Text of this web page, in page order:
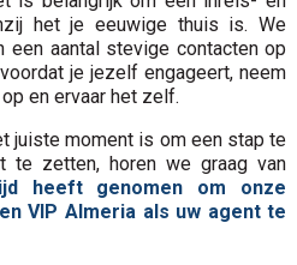
het je eeuwige thuis is. We
een aantal stevige contacten op
je jezelf engageert, neem
en ervaar het zelf.
juiste moment is om een stap te
te zetten, horen we graag van
heeft genomen om onze
VIP Almeria als uw agent te